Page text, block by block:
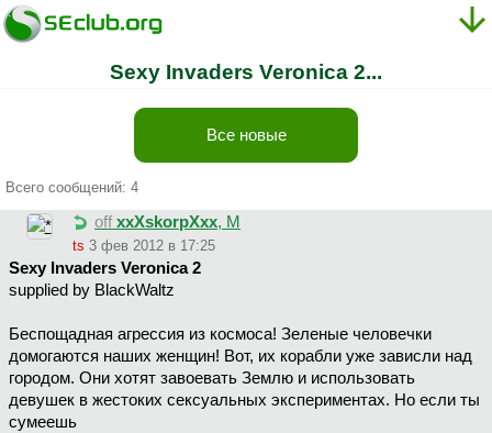
Sexy Invaders Veronica 2...
Все новые
Всего сообщений: 4
off xxXskorpXxx, М
ts 3 фев 2012 в 17:25
Sexy Invaders Veronica 2
supplied by BlackWaltz
Беспощадная агрессия из космоса! Зеленые человечки
домогаются наших женщин! Вот, их корабли уже зависли над
городом. Они хотят завоевать Землю и использовать
девушек в жестоких сексуальных экспериментах. Но если ты
сумеешь